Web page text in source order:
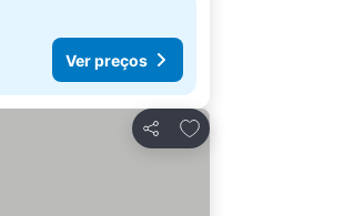
Ver preços
Partilhar
Adicionar aos favoritos